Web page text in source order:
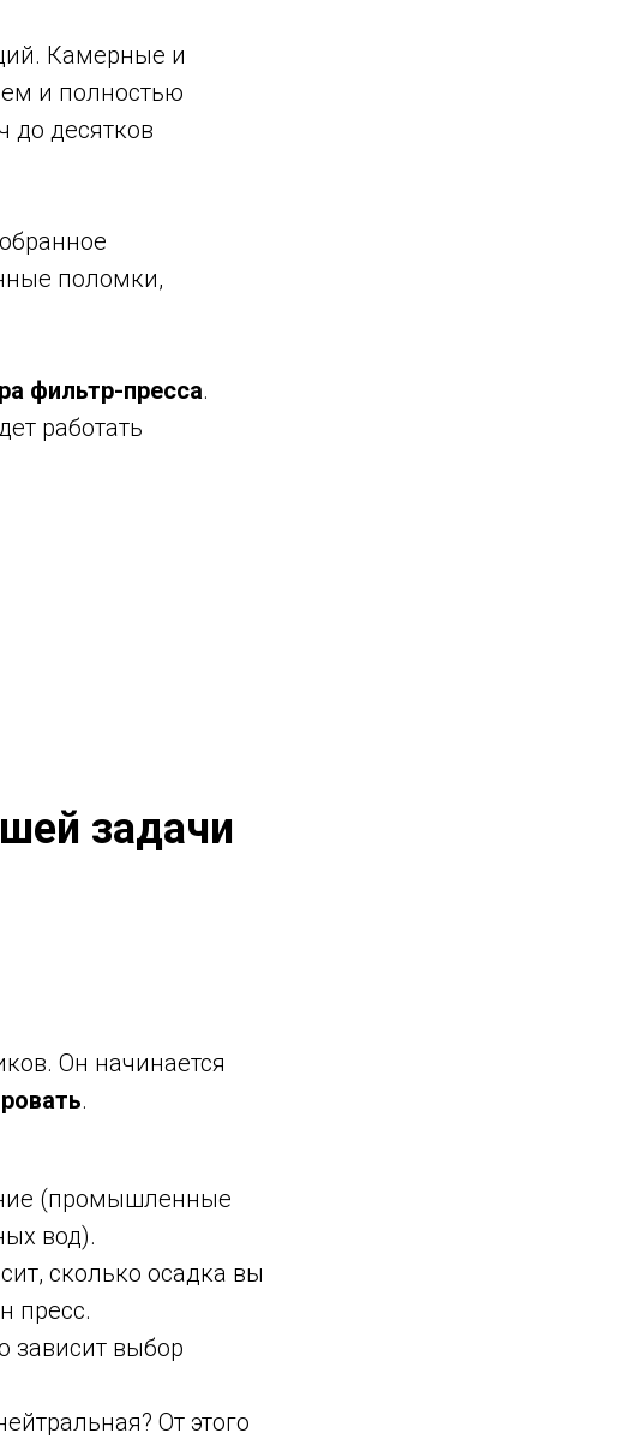
Камерные и
и полностью
до десятков
поломки,
фильтр-пресса.
работать
задачи
Он начинается
.
(промышленные
вод).
сколько осадка вы
пресс.
зависит выбор
От этого